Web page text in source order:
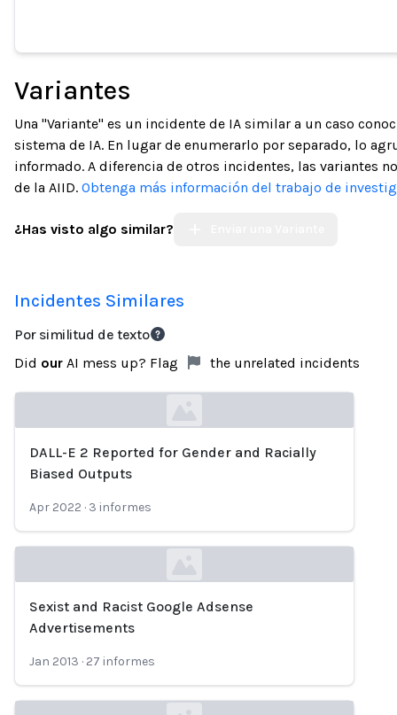
Variantes
Una "Variante" es un incidente de IA similar a un caso
sistema de IA. En lugar de enumerarlo por separado, lo
informado. A diferencia de otros incidentes, las variantes
de la AIID. Obtenga más información del trabajo de
¿Has visto algo similar?
Incidentes Similares
Por similitud de texto
Did our AI mess up? Flag the unrelated incidents
Loading...
DALL-E 2 Reported for Gender and Racially
Biased Outputs
Apr 2022 · 3 informes
Loading...
Sexist and Racist Google Adsense
Advertisements
Jan 2013 · 27 informes